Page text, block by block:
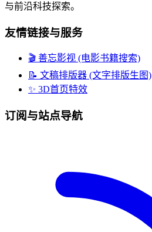
与前沿科技探索。
友情链接与服务
🎬 善忘影视 (电影书籍搜索)
📝 文稿排版器 (文字排版生图)
✨ 3D首页特效
订阅与站点导航